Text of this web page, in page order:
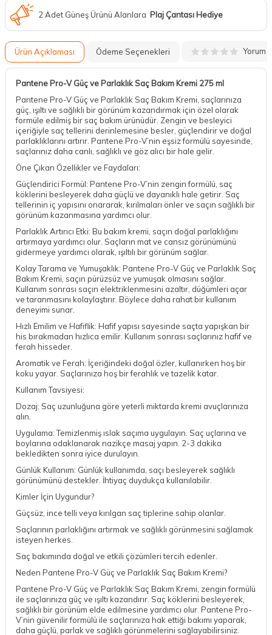
2 Adet Güneş Ürünü Alanlara Plaj Çantası Hediye
Ürün Açıklaması Ödeme Seçenekleri Yorum
Pantene Pro-V Güç ve Parlaklık Saç Bakım Kremi 275 ml
Pantene Pro-V Güç ve Parlaklık Saç Bakım Kremi, saçlarınıza
güç, ışıltı ve sağlıklı bir görünüm kazandırmak için özel olarak
formüle edilmiş bir saç bakım ürünüdür. Zengin ve besleyici
içeriğiyle saç tellerini derinlemesine besler, güçlendirir ve doğal
parlaklıklarını artırır. Pantene Pro-V’nin eşsiz formülü sayesinde,
saçlarınız daha canlı, sağlıklı ve göz alıcı bir hale gelir.
Öne Çıkan Özellikler ve Faydaları:
Güçlendirici Formül: Pantene Pro-V’nin zengin formülü, saç
köklerini besleyerek daha güçlü ve dayanıklı hale getirir. Saç
tellerinin iç yapısını onararak, kırılmaları önler ve saçın sağlıklı bir
görünüm kazanmasına yardımcı olur.
Parlaklık Artırıcı Etki: Bu bakım kremi, saçın doğal parlaklığını
artırmaya yardımcı olur. Saçların mat ve cansız görünümünü
gidermeye yardımcı olarak, ışıltılı bir görünüm sağlar.
Kolay Tarama ve Yumuşaklık: Pantene Pro-V Güç ve Parlaklık Saç
Bakım Kremi, saçın pürüzsüz ve yumuşak olmasını sağlar.
Kullanım sonrası saçın elektriklenmesini azaltır, düğümleri açar
ve taranmasını kolaylaştırır. Böylece daha rahat bir kullanım
deneyimi sunar.
Hızlı Emilim ve Hafiflik: Hafif yapısı sayesinde saçta yapışkan bir
his bırakmadan hızlıca emilir. Kullanım sonrası saçlarınız hafif ve
ferah hisseder.
Aromatik ve Ferah: İçeriğindeki doğal özler, kullanırken hoş bir
koku yayar. Saçlarınıza hoş bir ferahlık ve tazelik katar.
Kullanım Tavsiyesi:
Dozaj: Saç uzunluğuna göre yeterli miktarda kremi avuçlarınıza
alın.
Uygulama: Temizlenmiş ıslak saçıma uygulayın. Saç uçlarına ve
boylarına odaklanarak nazikçe masaj yapın. 2-3 dakika
bekledikten sonra iyice durulayın.
Günlük Kullanım: Günlük kullanımda, saçı besleyerek sağlıklı
görünümünü destekler. İhtiyaç duydukça kullanılabilir.
Kimler İçin Uygundur?
Güçsüz, ince telli veya kırılgan saç tiplerine sahip olanlar.
Saçlarının parlaklığını artırmak ve sağlıklı görünmesini sağlamak
isteyen herkes.
Saç bakımında doğal ve etkili çözümleri tercih edenler.
Neden Pantene Pro-V Güç ve Parlaklık Saç Bakım Kremi?
Pantene Pro-V Güç ve Parlaklık Saç Bakım Kremi, zengin formülü
ile saçlarınıza güç ve ışıltı kazandırır. Saç köklerini besleyerek,
sağlıklı bir görünüm elde edilmesine yardımcı olur. Pantene Pro-
V’nin güvenilir formülü ile saçlarınıza hak ettiği bakımı yaparak,
daha güçlü, parlak ve sağlıklı görünmelerini sağlayabilirsiniz.